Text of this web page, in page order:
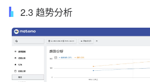
2.3 趋势分析